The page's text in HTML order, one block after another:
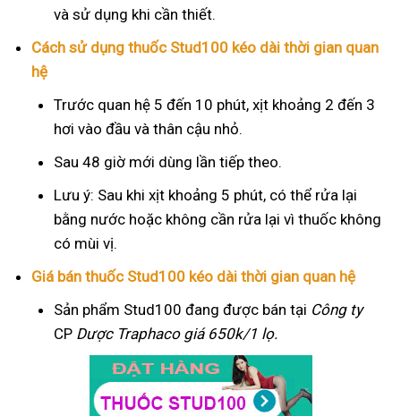
và sử dụng khi cần thiết.
Cách sử dụng thuốc Stud100 kéo dài thời gian quan
hệ
Trước quan hệ 5 đến 10 phút, xịt khoảng 2 đến 3
hơi vào đầu và thân cậu nhỏ.
Sau 48 giờ mới dùng lần tiếp theo.
Lưu ý: Sau khi xịt khoảng 5 phút, có thể rửa lại
bằng nước hoặc không cần rửa lại vì thuốc không
có mùi vị.
Giá bán thuốc Stud100 kéo dài thời gian quan hệ
Sản phẩm Stud100 đang được bán tại Công ty
CP Dược Traphacogiá 650k/1 lọ.